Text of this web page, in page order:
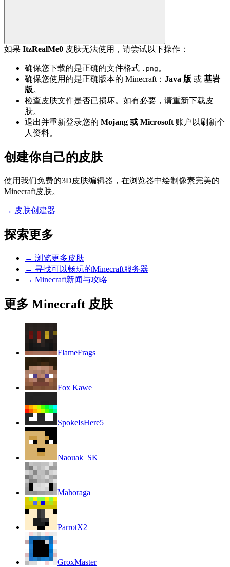
如果 ItzRealMe0 皮肤无法使用，请尝试以下操作：
确保您下载的是正确的文件格式 .png 。
确保您使用的是正确版本的 Minecraft： Java 版 或 基岩
版。
检查皮肤文件是否已损坏。如有必要，请重新下载皮
肤。
退出并重新登录您的 Mojang 或 Microsoft 账户以刷新个
人资料。
创建你自己的皮肤
使用我们免费的3D皮肤编辑器，在浏览器中绘制像素完美的
Minecraft皮肤。
→ 皮肤创建器
探索更多
→ 浏览更多皮肤
→ 寻找可以畅玩的Minecraft服务器
→ Minecraft新闻与攻略
更多 Minecraft 皮肤
FlameFrags
Fox Kawe
SpokeIsHere5
Naouak_SK
Mahoraga___
ParrotX2
GroxMaster